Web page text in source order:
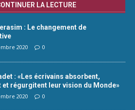
LA LECTURE
: Le changement de
2020 0
: «Les écrivains absorbent,
et régurgitent leur vision du Monde»
2020 0